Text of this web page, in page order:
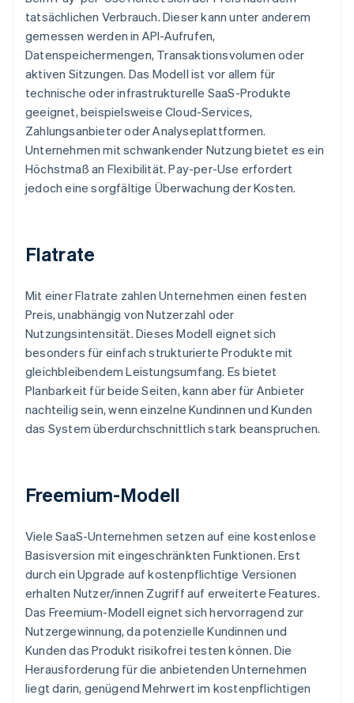
tatsächlichen Verbrauch. Dieser kann unter anderem
gemessen werden in API-Aufrufen,
Datenspeichermengen, Transaktionsvolumen oder
aktiven Sitzungen. Das Modell ist vor allem für
technische oder infrastrukturelle SaaS-Produkte
geeignet, beispielsweise Cloud-Services,
Zahlungsanbieter oder Analyseplattformen.
Unternehmen mit schwankender Nutzung bietet es ein
Höchstmaß an Flexibilität. Pay-per-Use erfordert
jedoch eine sorgfältige Überwachung der Kosten.
Flatrate
Mit einer Flatrate zahlen Unternehmen einen festen
Preis, unabhängig von Nutzerzahl oder
Nutzungsintensität. Dieses Modell eignet sich
besonders für einfach strukturierte Produkte mit
gleichbleibendem Leistungsumfang. Es bietet
Planbarkeit für beide Seiten, kann aber für Anbieter
nachteilig sein, wenn einzelne Kundinnen und Kunden
das System überdurchschnittlich stark beanspruchen.
Freemium-Modell
Viele SaaS-Unternehmen setzen auf eine kostenlose
Basisversion mit eingeschränkten Funktionen. Erst
durch ein Upgrade auf kostenpflichtige Versionen
erhalten Nutzer/innen Zugriff auf erweiterte Features.
Das Freemium-Modell eignet sich hervorragend zur
Nutzergewinnung, da potenzielle Kundinnen und
Kunden das Produkt risikofrei testen können. Die
Herausforderung für die anbietenden Unternehmen
liegt darin, genügend Mehrwert im kostenpflichtigen